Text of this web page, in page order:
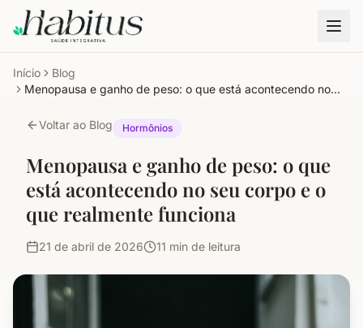
Início
Blog
Menopausa e ganho de peso: o que está acontecendo no
Voltar ao Blog
Hormônios
Menopausa e ganho de peso: o que
está acontecendo no seu corpo e o
que realmente funciona
21 de abril de 2026 11 min de leitura